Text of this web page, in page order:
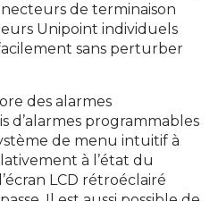
de terminaison
Unipoint individuels
sans perturber
des alarmes
d’alarmes programmables
de menu intuitif à
à l’état du
LCD rétroéclairé